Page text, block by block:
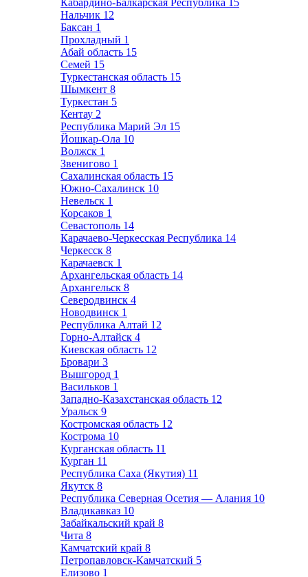
Кабардино-Балкарская Республика 15
Нальчик 12
Баксан 1
Прохладный 1
Абай область 15
Семей 15
Туркестанская область 15
Шымкент 8
Туркестан 5
Кентау 2
Республика Марий Эл 15
Йошкар-Ола 10
Волжск 1
Звенигово 1
Сахалинская область 15
Южно-Сахалинск 10
Невельск 1
Корсаков 1
Севастополь 14
Карачаево-Черкесская Республика 14
Черкесск 8
Карачаевск 1
Архангельская область 14
Архангельск 8
Северодвинск 4
Новодвинск 1
Республика Алтай 12
Горно-Алтайск 4
Киевская область 12
Бровари 3
Вышгород 1
Васильков 1
Западно-Казахстанская область 12
Уральск 9
Костромская область 12
Кострома 10
Курганская область 11
Курган 11
Республика Саха (Якутия) 11
Якутск 8
Республика Северная Осетия — Алания 10
Владикавказ 10
Забайкальский край 8
Чита 8
Камчатский край 8
Петропавловск-Камчатский 5
Елизово 1